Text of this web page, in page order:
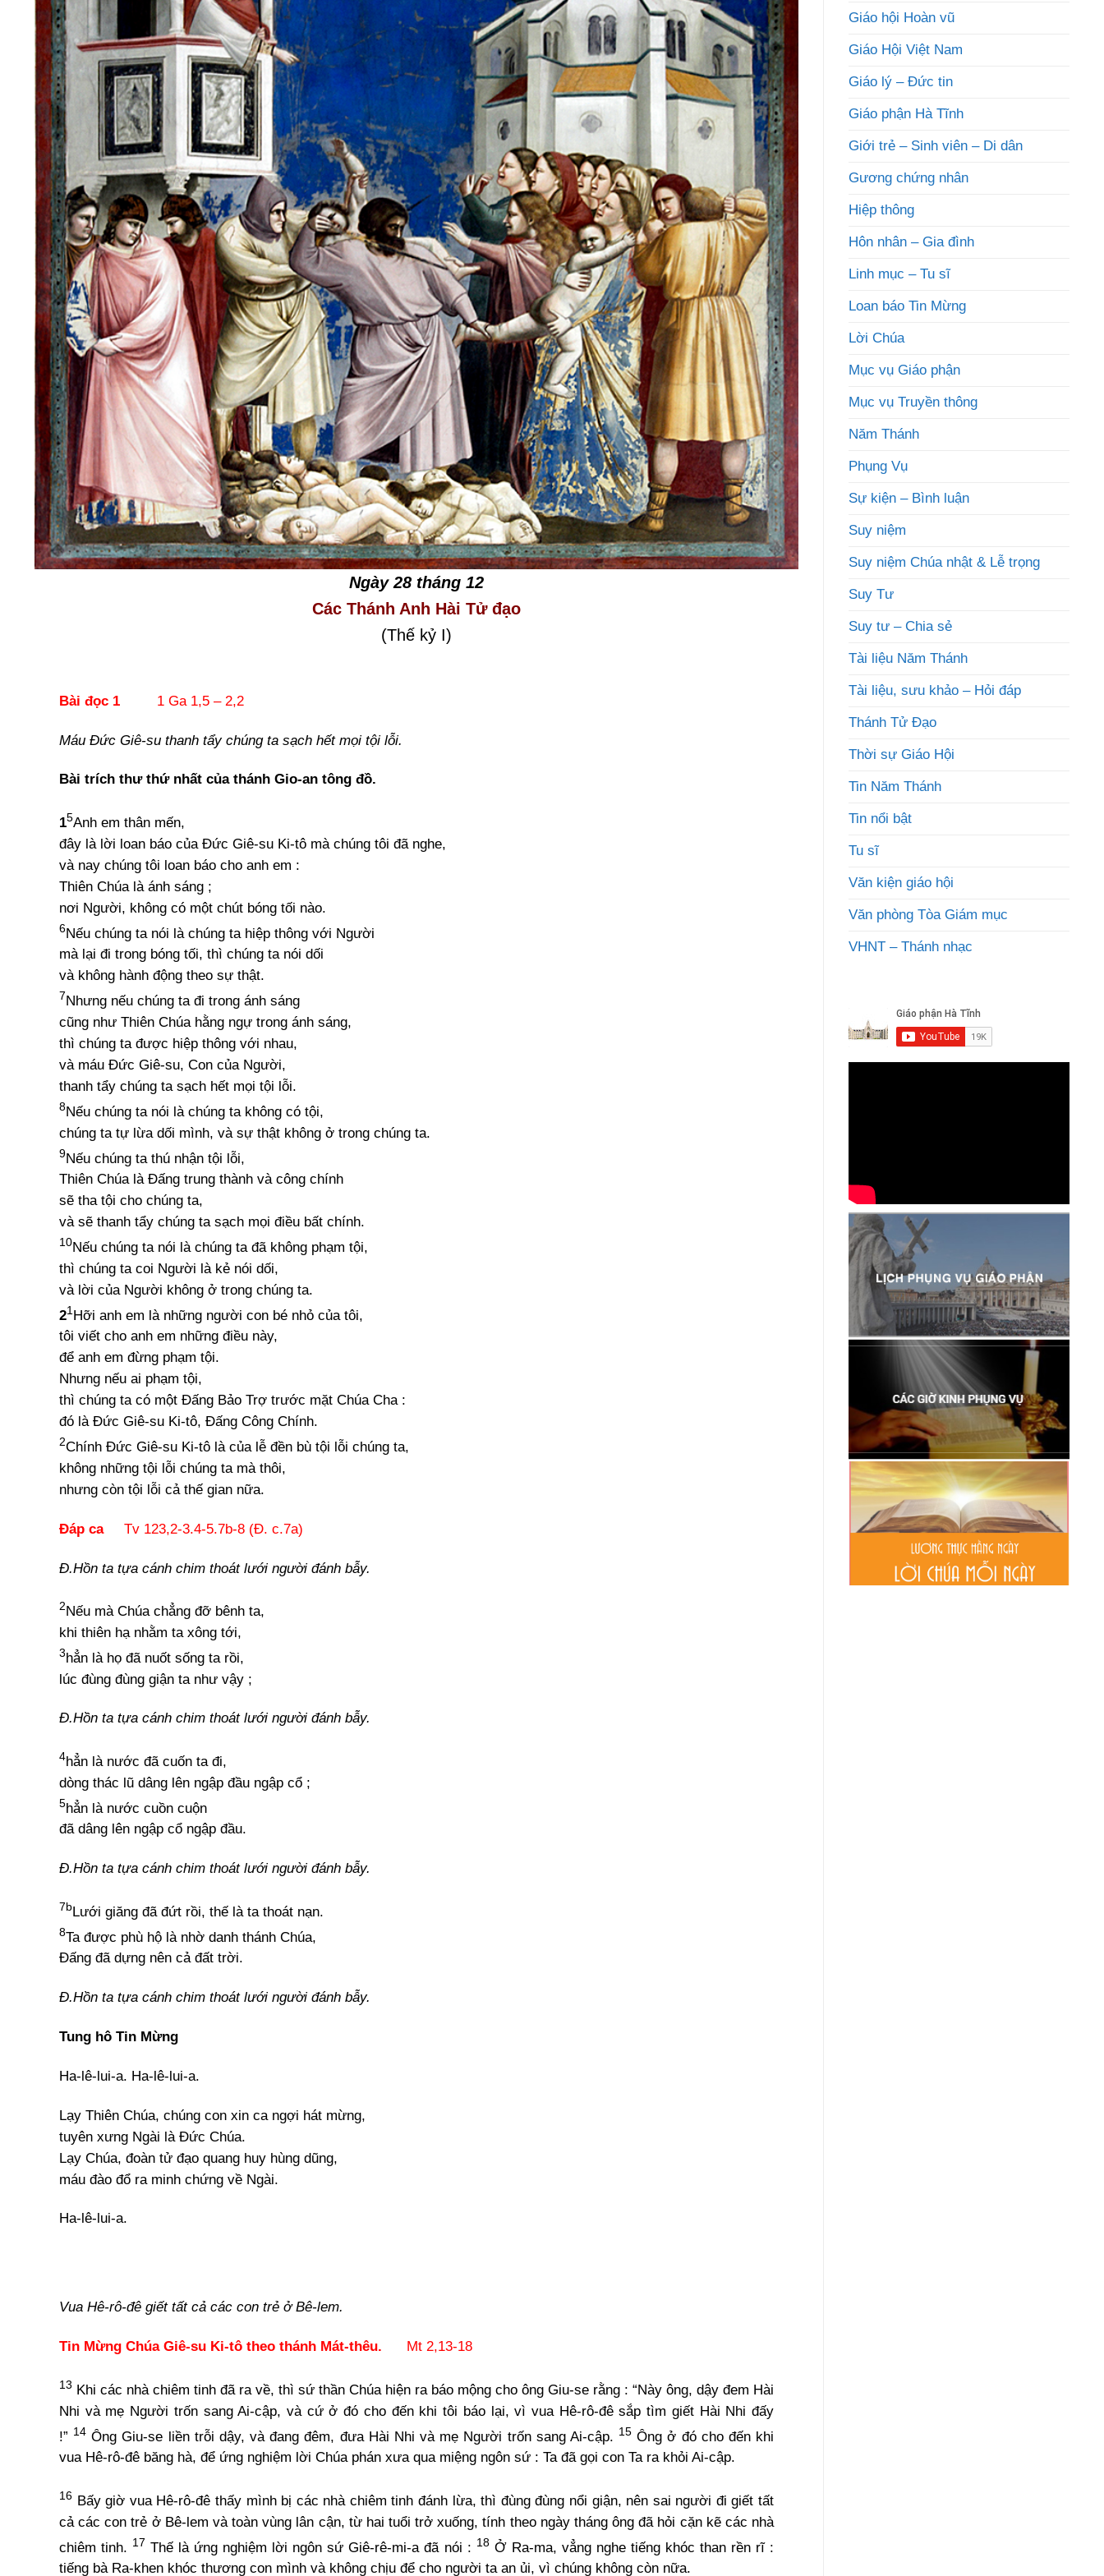
Ngày 28 tháng 12
Các Thánh Anh Hài Tử đạo
(Thế kỷ I)
Bài đọc 1 1 Ga 1,5 – 2,2
Máu Đức Giê-su thanh tẩy chúng ta sạch hết mọi tội lỗi.
Bài trích thư thứ nhất của thánh Gio-an tông đồ.
15Anh em thân mến,
đây là lời loan báo của Đức Giê-su Ki-tô mà chúng tôi đã nghe,
và nay chúng tôi loan báo cho anh em :
Thiên Chúa là ánh sáng ;
nơi Người, không có một chút bóng tối nào.
6Nếu chúng ta nói là chúng ta hiệp thông với Người
mà lại đi trong bóng tối, thì chúng ta nói dối
và không hành động theo sự thật.
7Nhưng nếu chúng ta đi trong ánh sáng
cũng như Thiên Chúa hằng ngự trong ánh sáng,
thì chúng ta được hiệp thông với nhau,
và máu Đức Giê-su, Con của Người,
thanh tẩy chúng ta sạch hết mọi tội lỗi.
8Nếu chúng ta nói là chúng ta không có tội,
chúng ta tự lừa dối mình, và sự thật không ở trong chúng ta.
9Nếu chúng ta thú nhận tội lỗi,
Thiên Chúa là Đấng trung thành và công chính
sẽ tha tội cho chúng ta,
và sẽ thanh tẩy chúng ta sạch mọi điều bất chính.
10Nếu chúng ta nói là chúng ta đã không phạm tội,
thì chúng ta coi Người là kẻ nói dối,
và lời của Người không ở trong chúng ta.
21 Hỡi anh em là những người con bé nhỏ của tôi,
tôi viết cho anh em những điều này,
để anh em đừng phạm tội.
Nhưng nếu ai phạm tội,
thì chúng ta có một Đấng Bảo Trợ trước mặt Chúa Cha :
đó là Đức Giê-su Ki-tô, Đấng Công Chính.
2Chính Đức Giê-su Ki-tô là của lễ đền bù tội lỗi chúng ta,
không những tội lỗi chúng ta mà thôi,
nhưng còn tội lỗi cả thế gian nữa.
Đáp ca Tv 123,2-3.4-5.7b-8 (Đ. c.7a)
Đ.Hồn ta tựa cánh chim thoát lưới người đánh bẫy.
2Nếu mà Chúa chẳng đỡ bênh ta,
khi thiên hạ nhằm ta xông tới,
3hẳn là họ đã nuốt sống ta rồi,
lúc đùng đùng giận ta như vậy ;
Đ.Hồn ta tựa cánh chim thoát lưới người đánh bẫy.
4hẳn là nước đã cuốn ta đi,
dòng thác lũ dâng lên ngập đầu ngập cổ ;
5hẳn là nước cuồn cuộn
đã dâng lên ngập cổ ngập đầu.
Đ.Hồn ta tựa cánh chim thoát lưới người đánh bẫy.
7bLưới giăng đã đứt rồi, thế là ta thoát nạn.
8Ta được phù hộ là nhờ danh thánh Chúa,
Đấng đã dựng nên cả đất trời.
Đ.Hồn ta tựa cánh chim thoát lưới người đánh bẫy.
Tung hô Tin Mừng
Ha-lê-lui-a. Ha-lê-lui-a.
Lạy Thiên Chúa, chúng con xin ca ngợi hát mừng,
tuyên xưng Ngài là Đức Chúa.
Lạy Chúa, đoàn tử đạo quang huy hùng dũng,
máu đào đổ ra minh chứng về Ngài.
Ha-lê-lui-a.
Vua Hê-rô-đê giết tất cả các con trẻ ở Bê-lem.
Tin Mừng Chúa Giê-su Ki-tô theo thánh Mát-thêu. Mt 2,13-18
13 Khi các nhà chiêm tinh đã ra về, thì sứ thần Chúa hiện ra báo mộng cho ông Giu-se rằng : “Này ông, dậy đem Hài
Nhi và mẹ Người trốn sang Ai-cập, và cứ ở đó cho đến khi tôi báo lại, vì vua Hê-rô-đê sắp tìm giết Hài Nhi đấy
!” 14 Ông Giu-se liền trỗi dậy, và đang đêm, đưa Hài Nhi và mẹ Người trốn sang Ai-cập. 15 Ông ở đó cho đến khi
vua Hê-rô-đê băng hà, để ứng nghiệm lời Chúa phán xưa qua miệng ngôn sứ : Ta đã gọi con Ta ra khỏi Ai-cập.
16 Bấy giờ vua Hê-rô-đê thấy mình bị các nhà chiêm tinh đánh lừa, thì đùng đùng nổi giận, nên sai người đi giết tất
cả các con trẻ ở Bê-lem và toàn vùng lân cận, từ hai tuổi trở xuống, tính theo ngày tháng ông đã hỏi cặn kẽ các nhà
chiêm tinh. 17 Thế là ứng nghiệm lời ngôn sứ Giê-rê-mi-a đã nói : 18Ở Ra-ma, vẳng nghe tiếng khóc than rền rĩ :
tiếng bà Ra-khen khóc thương con mình và không chịu để cho người ta an ủi, vì chúng không còn nữa.
Giáo hội Hoàn vũ
Giáo Hội Việt Nam
Giáo lý – Đức tin
Giáo phận Hà Tĩnh
Giới trẻ – Sinh viên – Di dân
Gương chứng nhân
Hiệp thông
Hôn nhân – Gia đình
Linh mục – Tu sĩ
Loan báo Tin Mừng
Lời Chúa
Mục vụ Giáo phận
Mục vụ Truyền thông
Năm Thánh
Phụng Vụ
Sự kiện – Bình luận
Suy niệm
Suy niệm Chúa nhật & Lễ trọng
Suy Tư
Suy tư – Chia sẻ
Tài liệu Năm Thánh
Tài liệu, sưu khảo – Hỏi đáp
Thánh Tử Đạo
Thời sự Giáo Hội
Tin Năm Thánh
Tin nổi bật
Tu sĩ
Văn kiện giáo hội
Văn phòng Tòa Giám mục
VHNT – Thánh nhạc